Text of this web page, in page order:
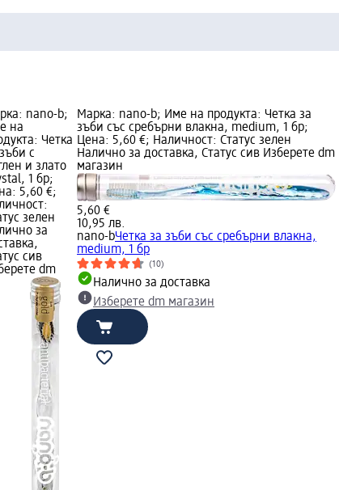
nano-b;
на
Четка
с
и злато
1 бр;
5,60 €;
зелен
за
сив
dm
Марка: nano-b; Име на продукта: Четка за
зъби със сребърни влакна, medium, 1 бр;
Цена: 5,60 €; Наличност: Статус зелен
Налично за доставка, Статус сив Изберете dm
магазин
5,60 €
10,95 лв.
nano-bЧетка за зъби със сребърни влакна,
medium, 1 бр
(10)
Налично за доставка
Изберете dm магазин